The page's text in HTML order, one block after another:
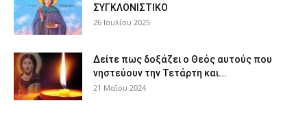
ΣΥΓΚΛΟΝΙΣΤΙΚΟ
26 Ιουλίου 2025
Δείτε πως δοξάζει ο Θεός αυτούς που
νηστεύουν την Τετάρτη και...
21 Μαΐου 2024